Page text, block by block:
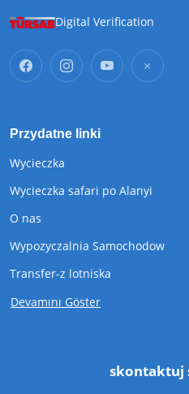
Digital Verification
Przydatne linki
Wycieczka
Wycieczka safari po Alanyi
O nas
Wypozyczalnia Samochodow
Transfer-z lotniska
Devamını Göster
skontaktuj